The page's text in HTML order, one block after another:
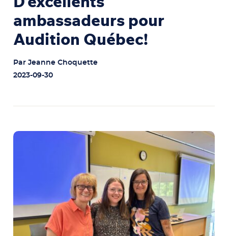
ambassadeurs pour
Audition Québec!
ParJeanne Choquette
2023-09-30